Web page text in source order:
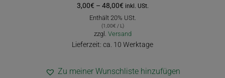
3,00€ – 48,00€Preisspanne:
3,00€
bis
48,00€
inkl. USt.
Enthält 20% USt.
(1,00€ / L)
zzgl. Versand
Lieferzeit: ca. 10 Werktage
Zu meiner Wunschliste hinzufügen